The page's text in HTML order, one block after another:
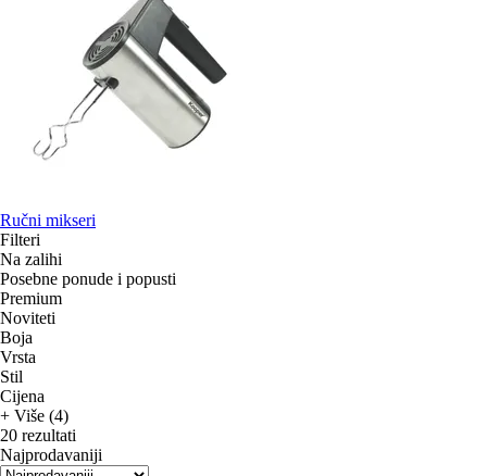
Ručni mikseri
Filteri
Na zalihi
Posebne ponude i popusti
Premium
Noviteti
Boja
Vrsta
Stil
Cijena
+ Više (4)
20 rezultati
Najprodavaniji